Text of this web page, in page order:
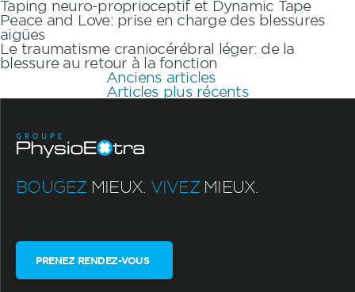
Taping neuro-proprioceptif et Dynamic Tape
Peace and Love: prise en charge des blessures
aigües
Le traumatisme craniocérébral léger: de la
blessure au retour à la fonction
Anciens articles
Articles plus récents
BOUGEZ MIEUX. VIVEZ MIEUX.
PRENEZ RENDEZ-VOUS